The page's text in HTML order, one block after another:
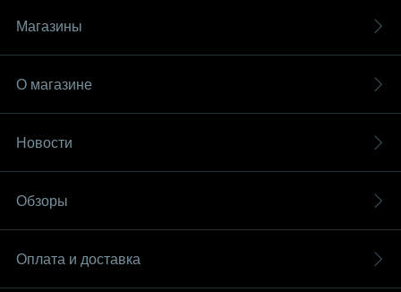
Магазины
О магазине
Новости
Обзоры
Оплата и доставка